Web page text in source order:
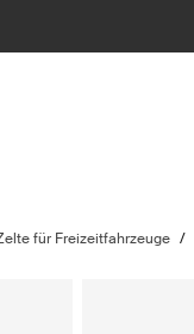
für Freizeitfahrzeuge /